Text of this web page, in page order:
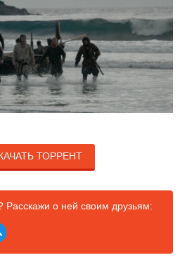
ТОРРЕНТ
Расскажи о ней своим друзьям: